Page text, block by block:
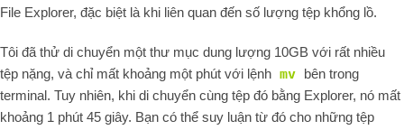
File Explorer, đặc biệt là khi liên quan đến số lượng tệp khổng lồ.
Tôi đã thử di chuyển một thư mục dung lượng 10GB với rất nhiều
tệp nặng, và chỉ mất khoảng một phút với lệnh mv bên trong
terminal. Tuy nhiên, khi di chuyển cùng tệp đó bằng Explorer, nó mất
khoảng 1 phút 45 giây. Bạn có thể suy luận từ đó cho những tệp